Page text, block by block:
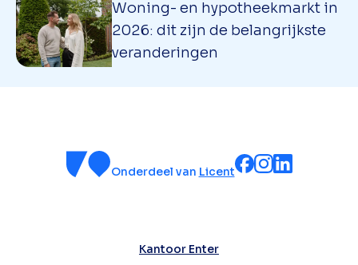
Woning- en hypotheekmarkt in
2026: dit zijn de belangrijkste
veranderingen
Onderdeel van Licent
Kantoor Enter